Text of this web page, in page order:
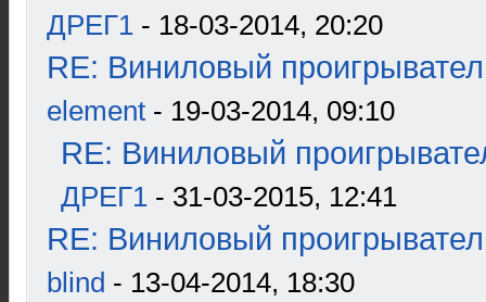
ДРЕГ1 - 18-03-2014, 20:20
RE: Виниловый
element - 19-03-2014, 09:10
RE: Виниловый
ДРЕГ1 - 31-03-2015, 12:41
RE: Виниловый
blind - 13-04-2014, 18:30